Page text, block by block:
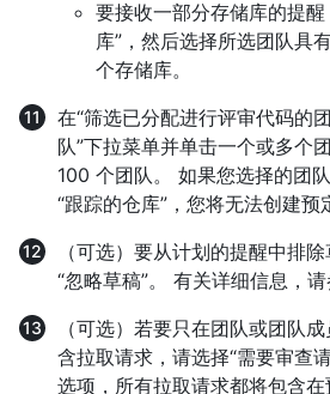
要接收一部分存储库的提
库”，然后选择所选团队具
个存储库。
在“筛选已分配进行评审代码的
队”下拉菜单并单击一个或多个
100 个团队。 如果您选择的团
“跟踪的仓库”，您将无法创建预
（可选）要从计划的提醒中排
“忽略草稿”。 有关详细信息，请
（可选）若要只在团队或团队
含拉取请求，请选择“需要审查
选项，所有拉取请求都将包含在